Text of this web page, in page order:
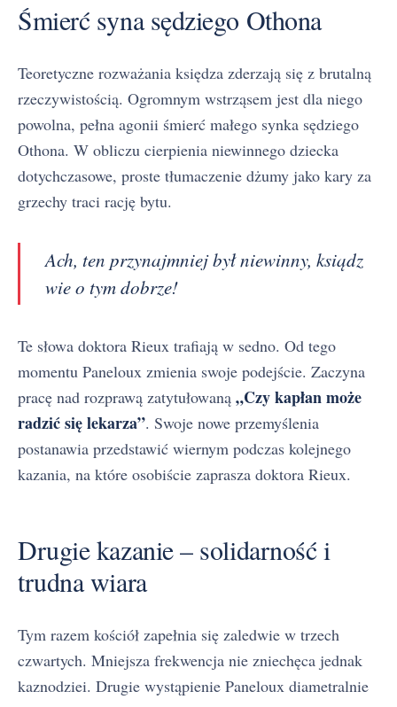
Śmierć syna sędziego Othona
Teoretyczne rozważania księdza zderzają się z brutalną
rzeczywistością. Ogromnym wstrząsem jest dla niego
powolna, pełna agonii śmierć małego synka sędziego
Othona. W obliczu cierpienia niewinnego dziecka
dotychczasowe, proste tłumaczenie dżumy jako kary za
grzechy traci rację bytu.
Ach, ten przynajmniej był niewinny, ksiądz
wie o tym dobrze!
Te słowa doktora Rieux trafiają w sedno. Od tego
momentu Paneloux zmienia swoje podejście. Zaczyna
pracę nad rozprawą zatytułowaną „Czy kapłan może
radzić się lekarza”. Swoje nowe przemyślenia
postanawia przedstawić wiernym podczas kolejnego
kazania, na które osobiście zaprasza doktora Rieux.
Drugie kazanie – solidarność i
trudna wiara
Tym razem kościół zapełnia się zaledwie w trzech
czwartych. Mniejsza frekwencja nie zniechęca jednak
kaznodziei. Drugie wystąpienie Paneloux diametralnie